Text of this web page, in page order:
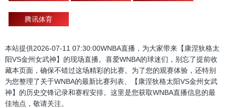
腾讯体育
本站提供2026-07-11 07:30:00WNBA直播，为大家带来【康涅狄格太
阳VS金州女武神】的现场直播。喜爱WNBA的球迷们，别忘了提前收
藏本页面，确保不错过这场精彩的比赛。为了您的观赛体验，还特别
为您整理了关于WNBA的最新比赛列表、【康涅狄格太阳VS金州女武
神】的历史交锋记录和赛程安排。这里是您获取WNBA直播信息的最
佳地点，敬请关注。